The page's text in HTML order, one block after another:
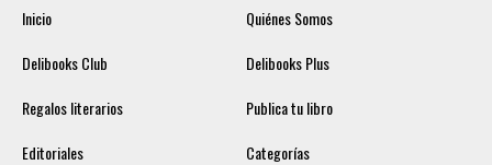
Inicio
Quiénes Somos
Delibooks Club
Delibooks Plus
Regalos literarios
Publica tu libro
Editoriales
Categorías